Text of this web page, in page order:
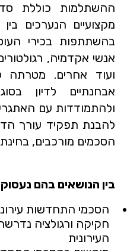
ההשתלמות כוללת
בהשתתפות בכירי
אנשי אקדמיה,
ועוד אחרים. מטרתה
אבחנתיים לדיון
ולהתמודדות עם
להבנת תפקיד עורך הדין
הסכמים מורכבים, בחינת
בין הנושאים בהם
הסכמי התחדשות
חקיקה ורגולציה
העירונית